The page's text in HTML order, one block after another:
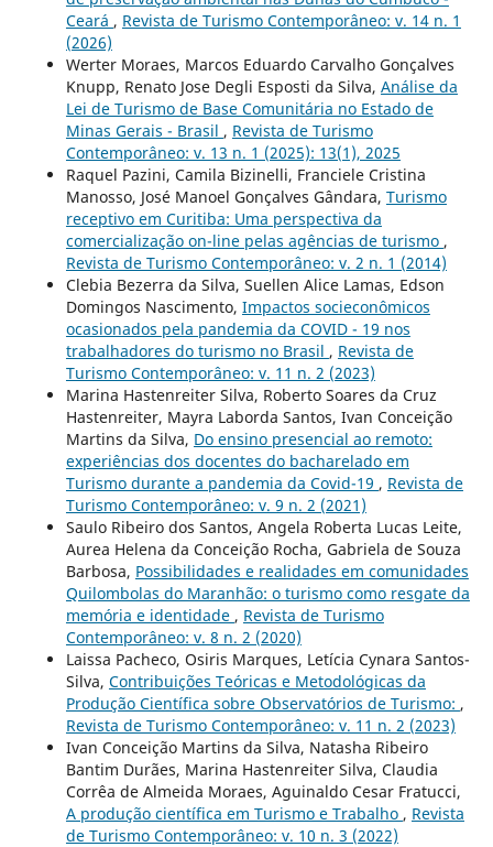
Ceará , Revista de Turismo Contemporâneo: v. 14 n. 1
(2026)
Werter Moraes, Marcos Eduardo Carvalho Gonçalves
Knupp, Renato Jose Degli Esposti da Silva, Análise da
Lei de Turismo de Base Comunitária no Estado de
Minas Gerais - Brasil , Revista de Turismo
Contemporâneo: v. 13 n. 1 (2025): 13(1), 2025
Raquel Pazini, Camila Bizinelli, Franciele Cristina
Manosso, José Manoel Gonçalves Gândara, Turismo
receptivo em Curitiba: Uma perspectiva da
comercialização on-line pelas agências de turismo ,
Revista de Turismo Contemporâneo: v. 2 n. 1 (2014)
Clebia Bezerra da Silva, Suellen Alice Lamas, Edson
Domingos Nascimento, Impactos socieconômicos
ocasionados pela pandemia da COVID - 19 nos
trabalhadores do turismo no Brasil , Revista de
Turismo Contemporâneo: v. 11 n. 2 (2023)
Marina Hastenreiter Silva, Roberto Soares da Cruz
Hastenreiter, Mayra Laborda Santos, Ivan Conceição
Martins da Silva, Do ensino presencial ao remoto:
experiências dos docentes do bacharelado em
Turismo durante a pandemia da Covid-19 , Revista de
Turismo Contemporâneo: v. 9 n. 2 (2021)
Saulo Ribeiro dos Santos, Angela Roberta Lucas Leite,
Aurea Helena da Conceição Rocha, Gabriela de Souza
Barbosa, Possibilidades e realidades em comunidades
Quilombolas do Maranhão: o turismo como resgate da
memória e identidade , Revista de Turismo
Contemporâneo: v. 8 n. 2 (2020)
Laissa Pacheco, Osiris Marques, Letícia Cynara Santos-
Silva, Contribuições Teóricas e Metodológicas da
Produção Científica sobre Observatórios de Turismo: ,
Revista de Turismo Contemporâneo: v. 11 n. 2 (2023)
Ivan Conceição Martins da Silva, Natasha Ribeiro
Bantim Durães, Marina Hastenreiter Silva, Claudia
Corrêa de Almeida Moraes, Aguinaldo Cesar Fratucci,
A produção científica em Turismo e Trabalho , Revista
de Turismo Contemporâneo: v. 10 n. 3 (2022)